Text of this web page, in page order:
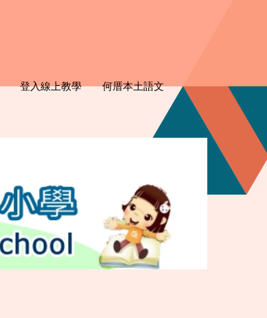
登入線上教學 何厝本土語文